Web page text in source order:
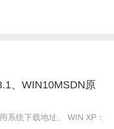
、WIN10MSDN原
系统下载地址。 WIN XP：